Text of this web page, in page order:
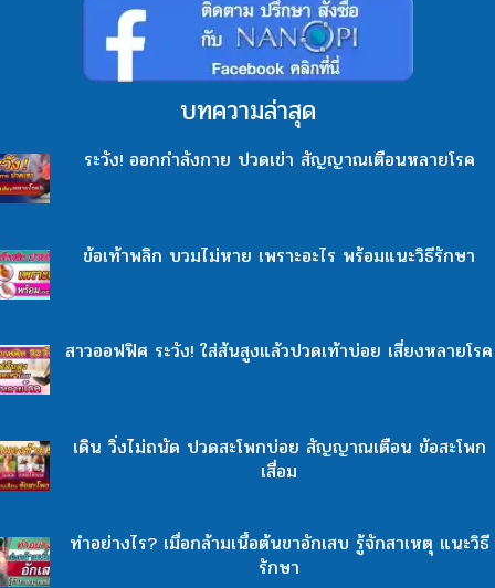
บทความล่าสุด
ระวัง! ออกกำลังกาย ปวดเข่า สัญญาณเตือนหลายโรค
ข้อเท้าพลิก บวมไม่หาย เพราะอะไร พร้อมแนะวิธีรักษา
สาวออฟฟิศ ระวัง! ใส่ส้นสูงแล้วปวดเท้าบ่อย เสี่ยงหลายโรค
เดิน วิ่งไม่ถนัด ปวดสะโพกบ่อย สัญญาณเตือน ข้อสะโพก
เสื่อม
ทำอย่างไร? เมื่อกล้ามเนื้อต้นขาอักเสบ รู้จักสาเหตุ แนะวิธี
รักษา